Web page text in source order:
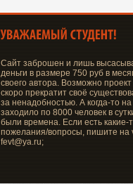
Сайт заброшен и лишь
деньги в размере 750 руб в
своего автора. Возможно проект
скоро прекратит своё
за ненадобностью. А когда-то на
заходило по 8000 человек в
были времена. Если есть какие-
пожелания/вопросы, пишите на
fevt@ya.ru;